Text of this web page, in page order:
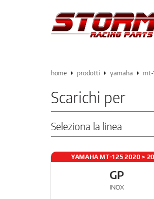
home prodotti yamaha mt-
Scarichi per
Seleziona la linea
YAMAHA MT-125 2020 >
GP
INOX